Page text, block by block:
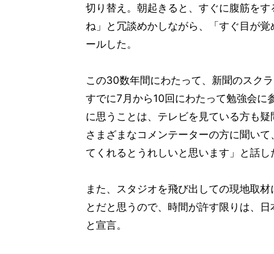
切り替え。朝起きると、すぐに腹筋を
ね」と冗談めかしながら、「すぐ目が
ールした。
この30数年間にわたって、新聞のスク
すでに7月から10回にわたって勉強会に
に思うことは、テレビを見ている方も
さまざまなコメンテーターの方に聞い
てくれるとうれしいと思います」と話し
また、スタジオを飛び出しての現地取
とだと思うので、時間が許す限りは、
と宣言。